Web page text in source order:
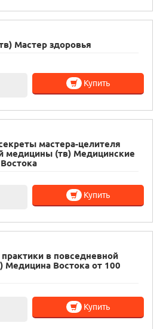
Мастер здоровья
Купить
мастера-целителя
медицины (тв) Медицинские
Купить
в повседневной
Медицина Востока от 100
Купить